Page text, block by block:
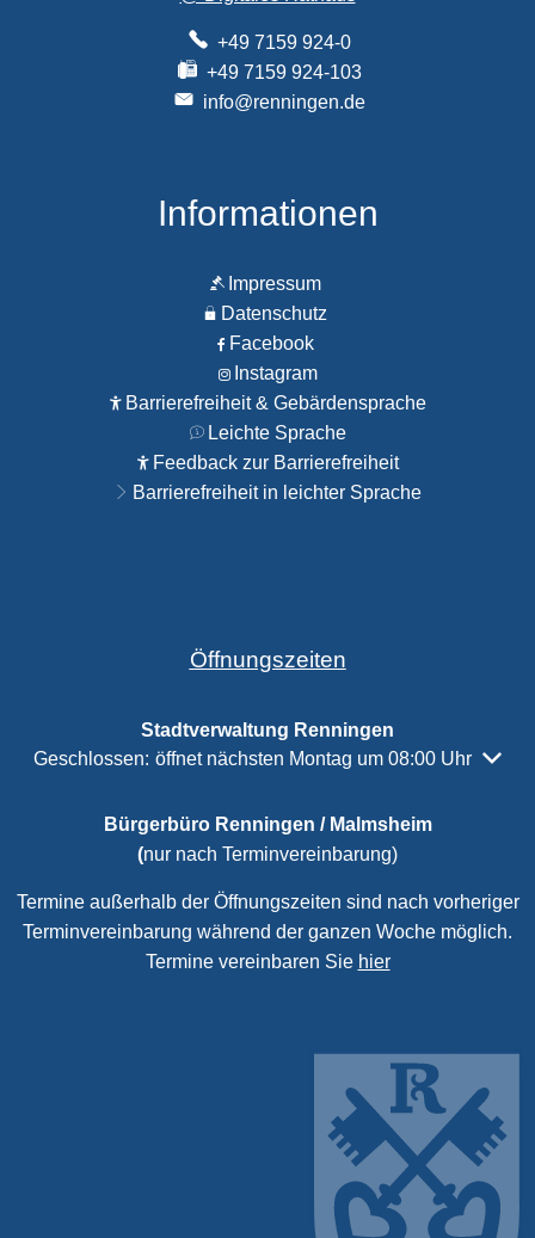
+49 7159 924-0
+49 7159 924-103
info@renningen.de
Informationen
Impressum
Datenschutz
Facebook
Instagram
Barrierefreiheit & Gebärdensprache
Leichte Sprache
Feedback zur Barrierefreiheit
Barrierefreiheit in leichter Sprache
Öffnungszeiten
Stadtverwaltung Renningen
Klicken, um weitere Öffnungs- oder Schließzeiten
Geschlossen: öffnet nächsten Montag um 08:00 Uhr
Bürgerbüro Renningen / Malmsheim
(nur nach Terminvereinbarung)
Termine außerhalb der Öffnungszeiten sind nach vorheriger
Terminvereinbarung während der ganzen Woche möglich.
Termine vereinbaren Sie hier